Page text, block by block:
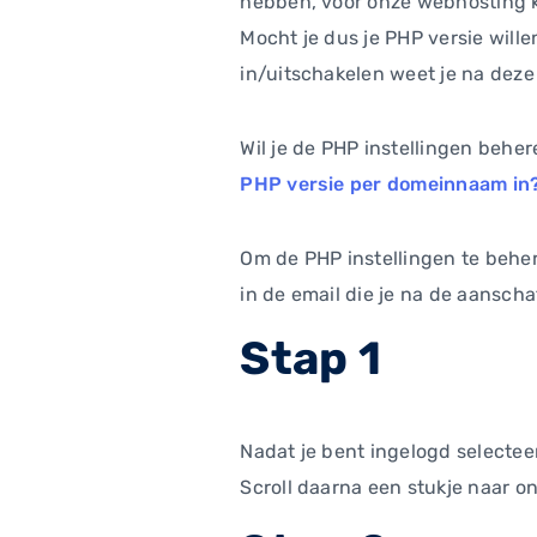
Mocht je dus je PHP versie
in/uitschakelen weet je na
Wil je de PHP instellingen
PHP versie per domeinnaam
Om de PHP instellingen te
in de email die je na de
Stap 1
Nadat je bent ingelogd
Scroll daarna een stukje naar